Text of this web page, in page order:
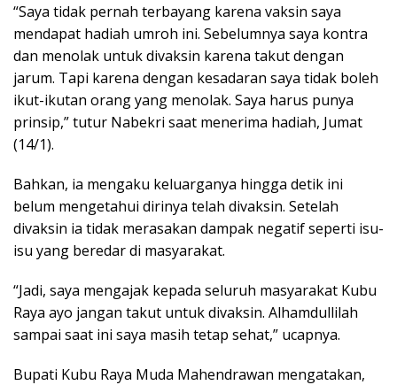
“Saya tidak pernah terbayang karena vaksin saya
mendapat hadiah umroh ini. Sebelumnya saya kontra
dan menolak untuk divaksin karena takut dengan
jarum. Tapi karena dengan kesadaran saya tidak boleh
ikut-ikutan orang yang menolak. Saya harus punya
prinsip,” tutur Nabekri saat menerima hadiah, Jumat
(14/1).
Bahkan, ia mengaku keluarganya hingga detik ini
belum mengetahui dirinya telah divaksin. Setelah
divaksin ia tidak merasakan dampak negatif seperti isu-
isu yang beredar di masyarakat.
“Jadi, saya mengajak kepada seluruh masyarakat Kubu
Raya ayo jangan takut untuk divaksin. Alhamdullilah
sampai saat ini saya masih tetap sehat,” ucapnya.
Bupati Kubu Raya Muda Mahendrawan mengatakan,